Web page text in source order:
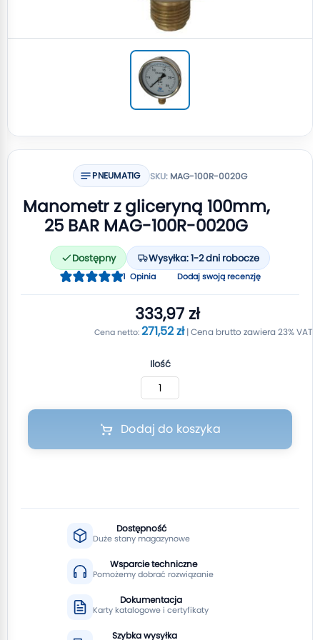
PNEUMATIG SKU:MAG-100R-0020G
Manometr z gliceryną 100mm,
25 BAR MAG-100R-0020G
Dostępny
Wysyłka: 1-2 dni robocze
Ocena:
1 Opinia Dodaj swoją recenzję
333,97 zł
271,52 zł
Ilość
Dodaj do koszyka
Dostępność
Duże stany magazynowe
Wsparcie techniczne
Pomożemy dobrać rozwiązanie
Dokumentacja
Karty katalogowe i certyfikaty
Szybka wysyłka